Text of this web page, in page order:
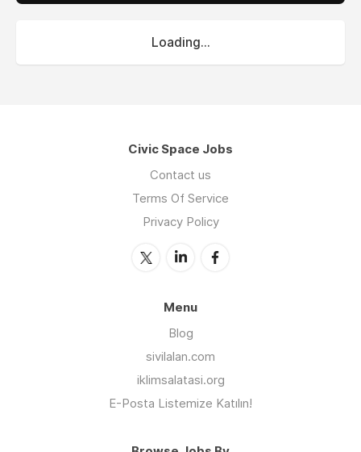
Loading...
Civic Space Jobs
Contact us
Terms Of Service
Privacy Policy
Menu
Blog
sivilalan.com
iklimsalatasi.org
E-Posta Listemize Katılın!